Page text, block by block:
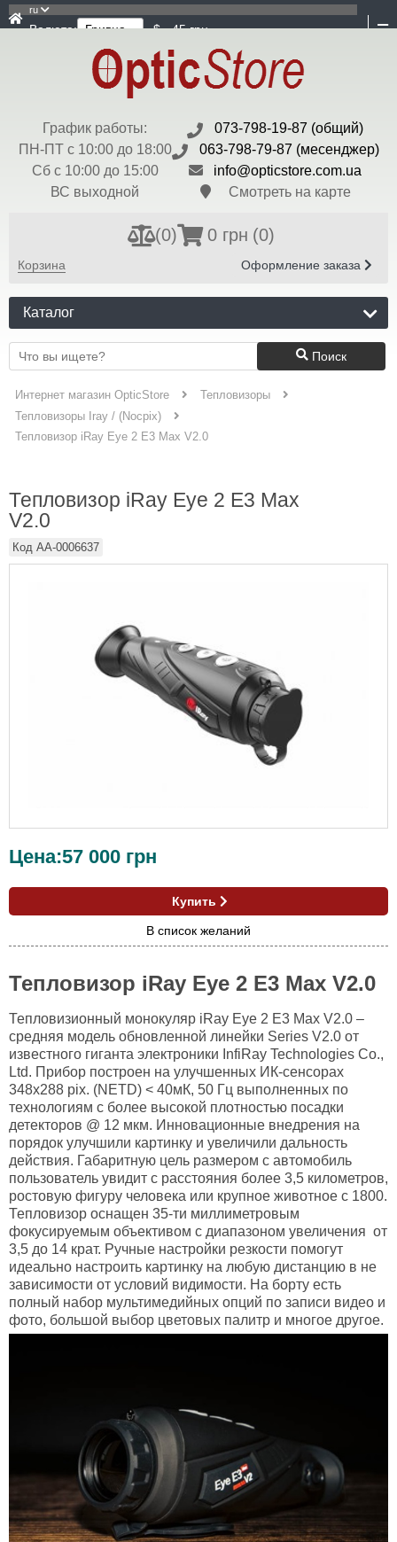
ru
Валюта: $ - 45 грн
График работы:
ПН-ПТ с 10:00 до 18:00
Сб с 10:00 до 15:00
ВС выходной
073-798-19-87 (общий)
063-798-79-87 (месенджер)
info@opticstore.com.ua
Смотреть на карте
(0) 0 грн (0)
Корзина Оформление заказа
Каталог
Поиск
Интернет магазин OpticStore
Тепловизоры
Тепловизоры Iray / (Nocpix)
Тепловизор iRay Eye 2 E3 Max V2.0
Тепловизор iRay Eye 2 E3 Max
V2.0
Код AA-0006637
Цена:57 000 грн
Купить
В список желаний
Тепловизор iRay Eye 2 E3 Max V2.0
Тепловизионный монокуляр iRay Eye 2 E3 Max V2.0 –
средняя модель обновленной линейки Series V2.0 от
известного гиганта электроники InfiRay Technologies Co.,
Ltd. Прибор построен на улучшенных ИК-сенсорах
348х288 pix. (NETD) < 40мК, 50 Гц выполненных по
технологиям с более высокой плотностью посадки
детекторов @ 12 мкм. Инновационные внедрения на
порядок улучшили картинку и увеличили дальность
действия. Габаритную цель размером с автомобиль
пользователь увидит с расстояния более 3,5 километров,
ростовую фигуру человека или крупное животное с 1800.
Тепловизор оснащен 35-ти миллиметровым
фокусируемым объективом с диапазоном увеличения от
3,5 до 14 крат. Ручные настройки резкости помогут
идеально настроить картинку на любую дистанцию в не
зависимости от условий видимости. На борту есть
полный набор мультимедийных опций по записи видео и
фото, большой выбор цветовых палитр и многое другое.